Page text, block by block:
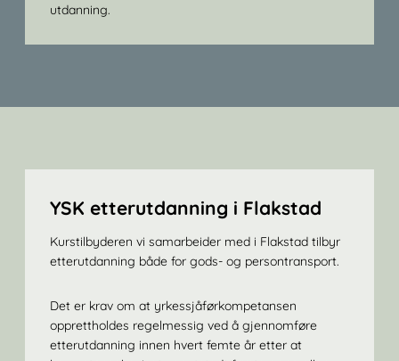
utdanning.
YSK etterutdanning i Flakstad
Kurstilbyderen vi samarbeider med i Flakstad tilbyr
etterutdanning både for gods- og persontransport.
Det er krav om at yrkessjåførkompetansen
opprettholdes regelmessig ved å gjennomføre
etterutdanning innen hvert femte år etter at